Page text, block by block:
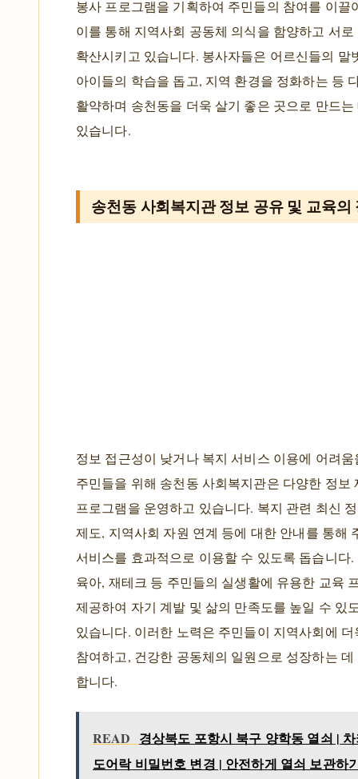
봉사 프로그램을 기획하여 주민들의 참여를 이끌
이를 통해 지역사회 공동체 의식을 함양하고 서
확산시키고 있습니다. 봉사자들은 어르신들의 말
아이들의 학습을 돕고, 지역 환경을 정화하는 등
활약하며 송천동을 더욱 살기 좋은 곳으로 만드
있습니다.
송천동 사회복지관 정보 공유 및 교육의
정보 접근성이 낮거나 복지 서비스 이용에 어려움
주민들을 위해 송천동 사회복지관은 다양한 정보
프로그램을 운영하고 있습니다. 복지 관련 최신
제도, 지역사회 자원 연계 등에 대한 안내를 통해
서비스를 효과적으로 이용할 수 있도록 돕습니다.
육아, 재테크 등 주민들의 실생활에 유용한 교육
제공하여 자기 계발 및 삶의 만족도를 높일 수 있
있습니다. 이러한 노력은 주민들이 지역사회에
참여하고, 건강한 공동체의 일원으로 성장하는
합니다.
READ 경상북도 포항시 북구 양학동 열쇠 |
도어락 비밀번호 변경 | 안전하게 열쇠 보관하